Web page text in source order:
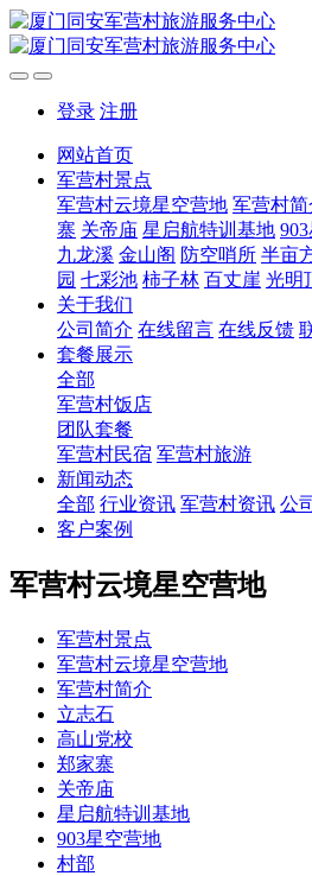
登录 注册
网站首页
军营村景点
军营村云境星空营地 军营村简
寨 关帝庙 星启航特训基地
九龙溪 金山阁 防空哨所 半亩
园 七彩池 柿子林 百丈崖 光明
关于我们
公司简介 在线留言 在线反馈
套餐展示
全部
军营村饭店
团队套餐
军营村民宿 军营村旅游
新闻动态
全部 行业资讯 军营村资讯 公
客户案例
军营村云境星空营地
军营村景点
军营村云境星空营地
军营村简介
立志石
高山党校
郑家寨
关帝庙
星启航特训基地
903星空营地
村部